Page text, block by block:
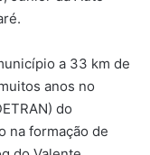
a 33 km de
anos no
do
na formação de